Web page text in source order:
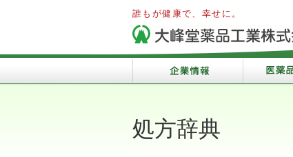
誰もが健康で、幸せに。
処方辞典